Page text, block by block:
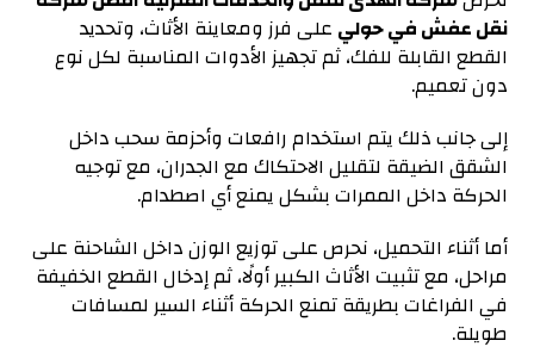
نقل عفش في حولي على فرز ومعاينة الأثاث، وتحديد
القطع القابلة للفك، ثم تجهيز الأدوات المناسبة لكل نوع
دون تعميم.
إلى جانب ذلك يتم استخدام رافعات وأحزمة سحب داخل
الشقق الضيقة لتقليل الاحتكاك مع الجدران، مع توجيه
الحركة داخل الممرات بشكل يمنع أي اصطدام.
أما أثناء التحميل، نحرص على توزيع الوزن داخل الشاحنة على
مراحل، مع تثبيت الأثاث الكبير أولًا، ثم إدخال القطع الخفيفة
في الفراغات بطريقة تمنع الحركة أثناء السير لمسافات
طويلة.